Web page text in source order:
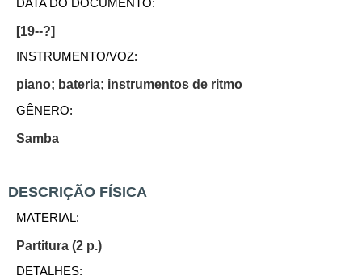
[19--?]
INSTRUMENTO/VOZ:
piano; bateria; instrumentos de ritmo
GÊNERO:
Samba
DESCRIÇÃO FÍSICA
MATERIAL:
Partitura (2 p.)
DETALHES: